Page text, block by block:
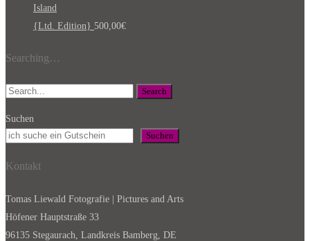
Island
{Ltd. Edition} 500,00€
Searching…
Search
Suchen
Suchen
Kontakt
Tomas Liewald Fotografie | Pictures and Arts
Höfener Hauptstraße 33
96135 Stegaurach, Landkreis Bamberg, DE